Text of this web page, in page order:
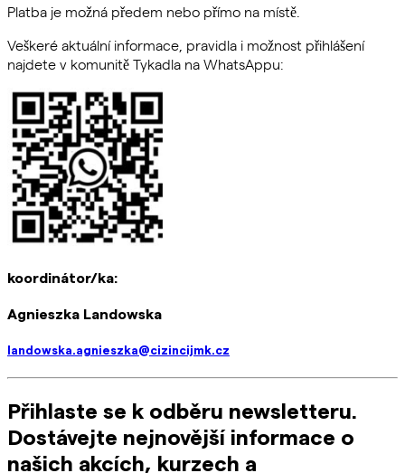
Platba je možná předem nebo přímo na místě.
Veškeréaktuální informace, pravidla i možnost přihlášení
najdete v komunitěTykadla na WhatsAppu:
koordinátor/ka:
Agnieszka Landowska
landowska.agnieszka@cizincijmk.cz
Přihlaste se k odběru newsletteru.
Dostávejte nejnovější informace o
našich akcích, kurzech a